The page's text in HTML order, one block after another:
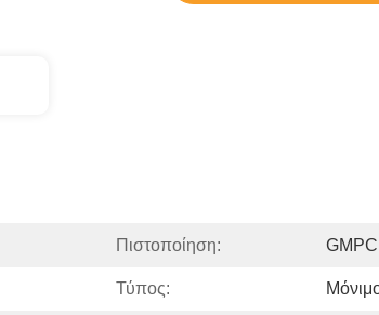
Πιστοποίηση:
Τύπος: